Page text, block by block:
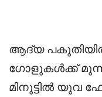
ആദ്യ
ഗോളുകൾക്ക്
മിനുട്ടിൽ യുവ